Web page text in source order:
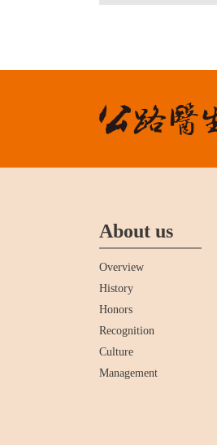
About us
Overview
History
Honors
Recognition
Culture
Management